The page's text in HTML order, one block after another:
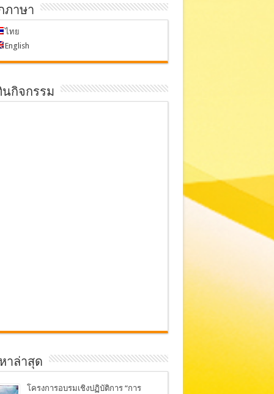
ภาษา
ไทย
English
กิจกรรม
าล่าสุด
โครงการอบรมเชิงปฏิบัติการ “การ